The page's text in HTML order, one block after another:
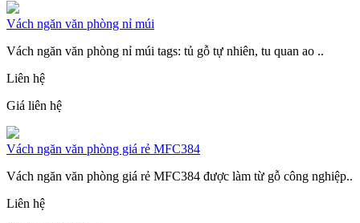
Vách ngăn văn phòng nỉ múi
Vách ngăn văn phòng nỉ múi tags: tủ gỗ tự nhiên, tu quan ao ..
Liên hệ
Giá liên hệ
Vách ngăn văn phòng giá rẻ MFC384
Vách ngăn văn phòng giá rẻ MFC384 được làm từ gỗ công nghiệp..
Liên hệ